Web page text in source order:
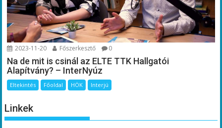
2023-11-20 Főszerkesztő 0
Na de mit is csinál az ELTE TTK Hallgatói
Alapítvány? – InterNyúz
Eltekintés Főoldal HÖK Interjú
Linkek